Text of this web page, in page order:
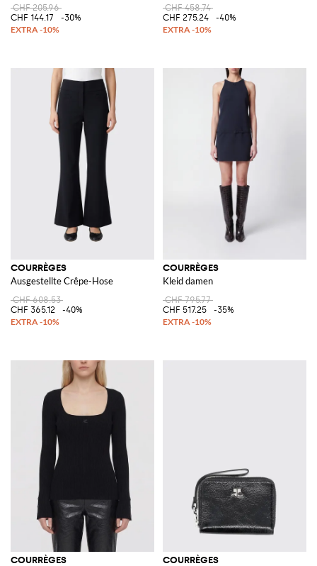
CHF 205.96
CHF 144.17
-30%
CHF 458.74
CHF 275.24
-40%
COURRÈGES
Ausgestellte Crêpe-Hose
CHF 608.53
CHF 365.12
-40%
COURRÈGES
Kleid damen
CHF 795.77
CHF 517.25
-35%
COURRÈGES COURRÈGES